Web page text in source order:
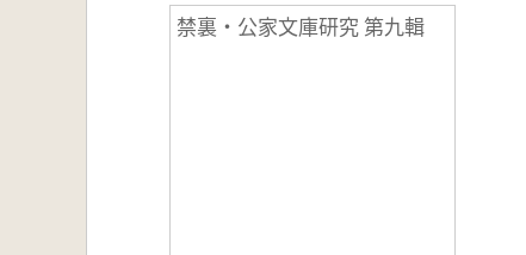
禁裏・公家文庫研究 第九輯